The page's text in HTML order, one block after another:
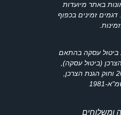
באתר מיועדות
זמינים בכפוף
ביטול עסקה בהתאם
(ביטול עסקה),
התשע"א-2010 וחוק הגנת הצרכן,
1981
ומשלוחים